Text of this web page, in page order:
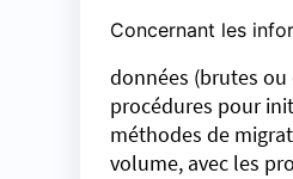
Concernant les
données (brutes
procédures pour
méthodes de
volume, avec les